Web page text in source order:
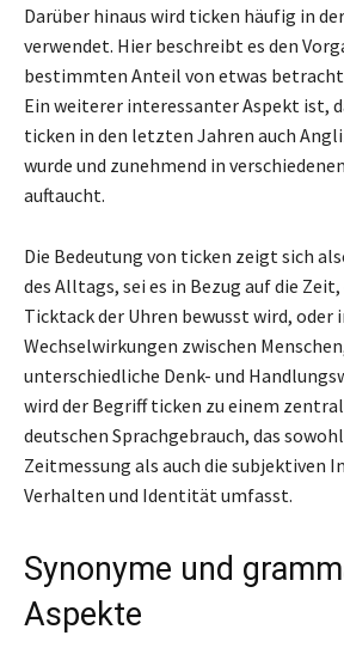
Darüber hinaus wird ticken häufig in
verwendet. Hier beschreibt es den
bestimmten Anteil von etwas
Ein weiterer interessanter Aspekt ist,
ticken in den letzten Jahren auch
wurde und zunehmend in
auftaucht.
Die Bedeutung von ticken zeigt sich
des Alltags, sei es in Bezug auf die Zeit,
Ticktack der Uhren bewusst wird, oder
Wechselwirkungen zwischen
unterschiedliche Denk- und
wird der Begriff ticken zu einem
deutschen Sprachgebrauch, das
Zeitmessung als auch die subjektiven
Verhalten und Identität umfasst.
Synonyme und
Aspekte